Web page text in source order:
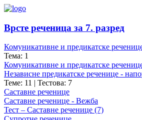
Врсте реченица за 7. разред
Комуникативне и предикатске
Тема: 1
Комуникативне и предикатске
Независне предикатске реченице -
Теме: 11 | Тестова: 7
Саставне реченице
Саставне реченице - Вежба
Тест – Саставне реченице (7)